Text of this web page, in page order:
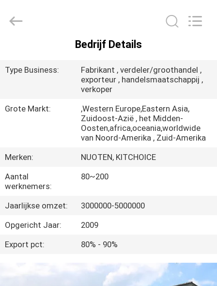
VIDEO'S
ONS
FABRIEKSTOUR
KWALITEITSCONTROLE
NEEM
CONTACT
Electric
Appliance
Bedrijf Details
Type Business:
Fabrikant , verdeler/groothandel ,
exporteur , handelsmaatschappij ,
verkoper
Grote Markt:
,Western Europe,Eastern Asia,
Zuidoost-Azië , het Midden-
Oosten,africa,oceania,worldwide
van Noord-Amerika , Zuid-Amerika
Merken:
NUOTEN, KITCHOICE
Aantal
werknemers:
80~200
Jaarlijkse omzet:
3000000-5000000
Opgericht Jaar:
2009
Export pct:
80% - 90%